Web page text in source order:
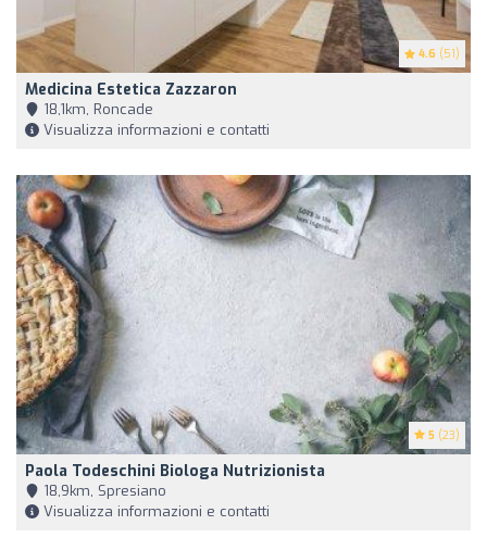
4.6 (51)
Medicina Estetica Zazzaron
18,1km, Roncade
Visualizza informazioni e contatti
5 (23)
Paola Todeschini Biologa Nutrizionista
18,9km, Spresiano
Visualizza informazioni e contatti